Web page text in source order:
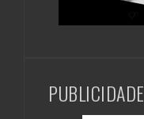
PUBLICIDADE